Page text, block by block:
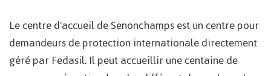
Le centre d'accueil de Senonchamps est un centre pour
demandeurs de protection internationale directement
géré par Fedasil. Il peut accueillir une centaine de